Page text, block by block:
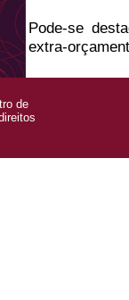
Pode-se
extra-
de